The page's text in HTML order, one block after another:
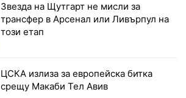
Звезда на Щутгарт не мисли за
трансфер в Арсенал или Ливърпул на
този етап
ЦСКА излиза за европейска битка
срещу Макаби Тел Авив